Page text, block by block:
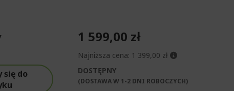
się do
1 599,00 zł
Najniższa cena: 1 399,00 zł
DOSTĘPNY
(DOSTAWA W 1-2 DNI ROBOCZYCH)​